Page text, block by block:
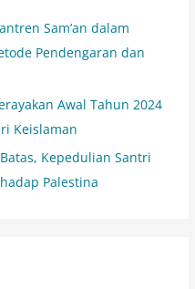
Sam’an dalam
Pendengaran dan
Awal Tahun 2024
Keislaman
Kepedulian Santri
Palestina